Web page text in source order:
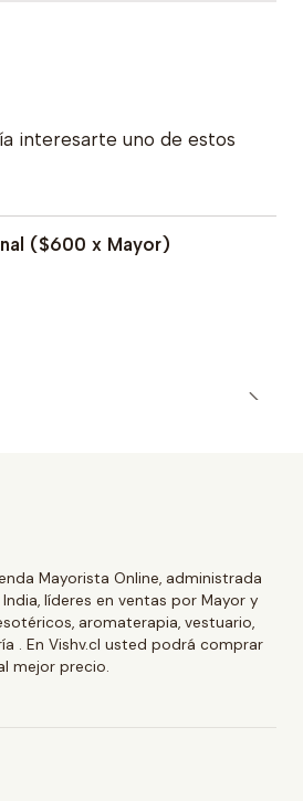
interesarte uno de estos
($600 x Mayor)
Mayorista Online, administrada
líderes en ventas por Mayor y
aromaterapia, vestuario,
. En Vishv.cl usted podrá comprar
mejor precio.